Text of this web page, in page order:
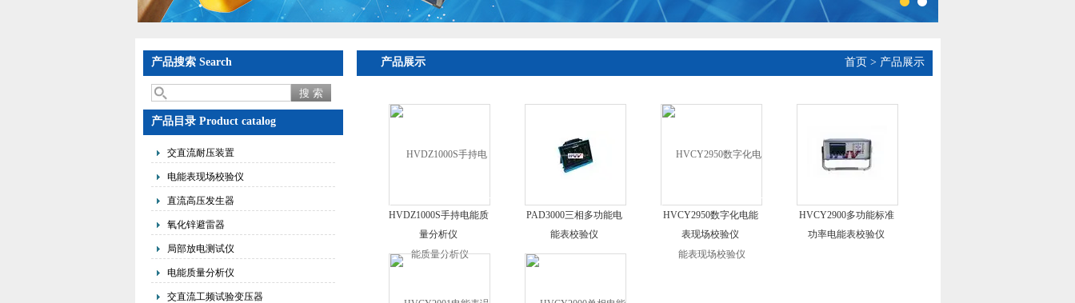
产品搜索 Search
产品目录 Product catalog
交直流耐压装置
电能表现场校验仪
直流高压发生器
氧化锌避雷器
局部放电测试仪
电能质量分析仪
交直流工频试验变压器
产品展示 首页 > 产品展示
HVDZ1000S手持电能质
量分析仪
PAD3000三相多功能电
能表校验仪
HVCY2950数字化电能
表现场校验仪
HVCY2900多功能标准
功率电能表校验仪